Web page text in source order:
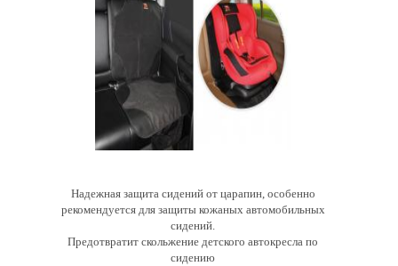
Надежная защита сидений от царапин, особенно
рекомендуется для защиты кожаных автомобильных
сидений.
Предотвратит скольжение детского автокресла по
сидению